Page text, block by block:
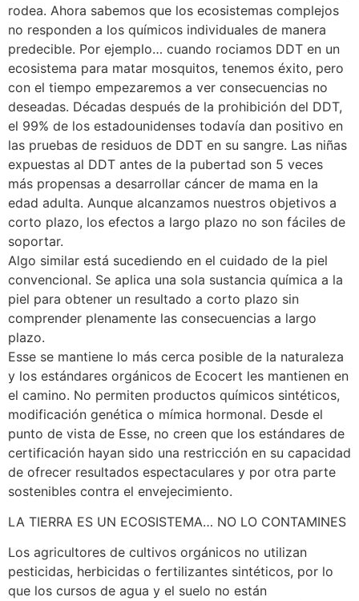
rodea. Ahora sabemos que los ecosistemas complejos
no responden a los químicos individuales de manera
predecible. Por ejemplo… cuando rociamos DDT en un
ecosistema para matar mosquitos, tenemos éxito, pero
con el tiempo empezaremos a ver consecuencias no
deseadas. Décadas después de la prohibición del DDT,
el 99% de los estadounidenses todavía dan positivo en
las pruebas de residuos de DDT en su sangre. Las niñas
expuestas al DDT antes de la pubertad son 5 veces
más propensas a desarrollar cáncer de mama en la
edad adulta. Aunque alcanzamos nuestros objetivos a
corto plazo, los efectos a largo plazo no son fáciles de
soportar.
Algo similar está sucediendo en el cuidado de la piel
convencional. Se aplica una sola sustancia química a la
piel para obtener un resultado a corto plazo sin
comprender plenamente las consecuencias a largo
plazo.
Esse se mantiene lo más cerca posible de la naturaleza
y los estándares orgánicos de Ecocert les mantienen en
el camino. No permiten productos químicos sintéticos,
modificación genética o mímica hormonal. Desde el
punto de vista de Esse, no creen que los estándares de
certificación hayan sido una restricción en su capacidad
de ofrecer resultados espectaculares y por otra parte
sostenibles contra el envejecimiento.
LA TIERRA ES UN ECOSISTEMA… NO LO CONTAMINES
Los agricultores de cultivos orgánicos no utilizan
pesticidas, herbicidas o fertilizantes sintéticos, por lo
que los cursos de agua y el suelo no están